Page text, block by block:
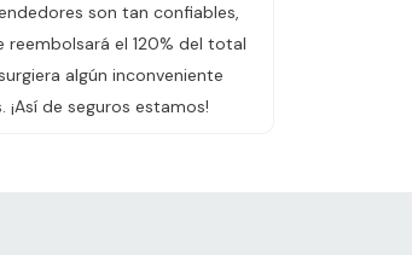
son tan confiables,
reembolsará el 120% del total
algún inconveniente
de seguros estamos!